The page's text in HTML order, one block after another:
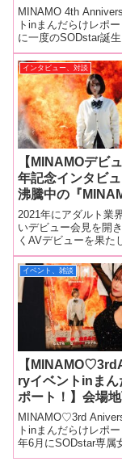
年に一度の
から丸4年！ 会
はファンで長蛇
れる！【本人コ
り！】
MINAMO 4th
トinまんだらけレポ
に一度のSODstar誕生
ャッチコピーととも
に華々しくデビュー
MINAMOちゃん。そ
みならず、テレビ・
ージ
インタビュー、対談
【MINAMOデビ
年記念インタビ
沸騰中の『
ZOMBIE』を徹
読んでから観れば
しめる！「プライ
チクオナを始め
よ」【後編】
2021年にアダルト業
いデビュー会見を開
くAVデビューを果た
MINAMOちゃん。そ
街道を驀進し、作品
ング、人気女優ランキ
常にトップを走る存在
た。そのMINAMOち
ュー３周年
イベント、雑談
【
ryイベントinまん
ポート！】会場
階まで大行列！
気を誇る
ブロードウェイ
周年イベントを
MINAMO♡3rd
トinまんだらけレポ
年6月にSODstar専属
堂々のデビューを果